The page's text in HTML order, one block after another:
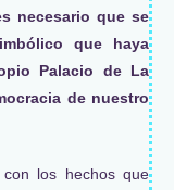
necesario que se
que haya
Palacio de La
de nuestro
los hechos que